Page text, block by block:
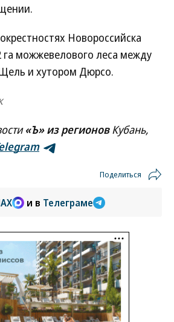
Новороссийска
га можжевелового леса между
и хутором Дюрсо.
«Ъ» из регионовКубань,
Поделиться
и в Телеграме